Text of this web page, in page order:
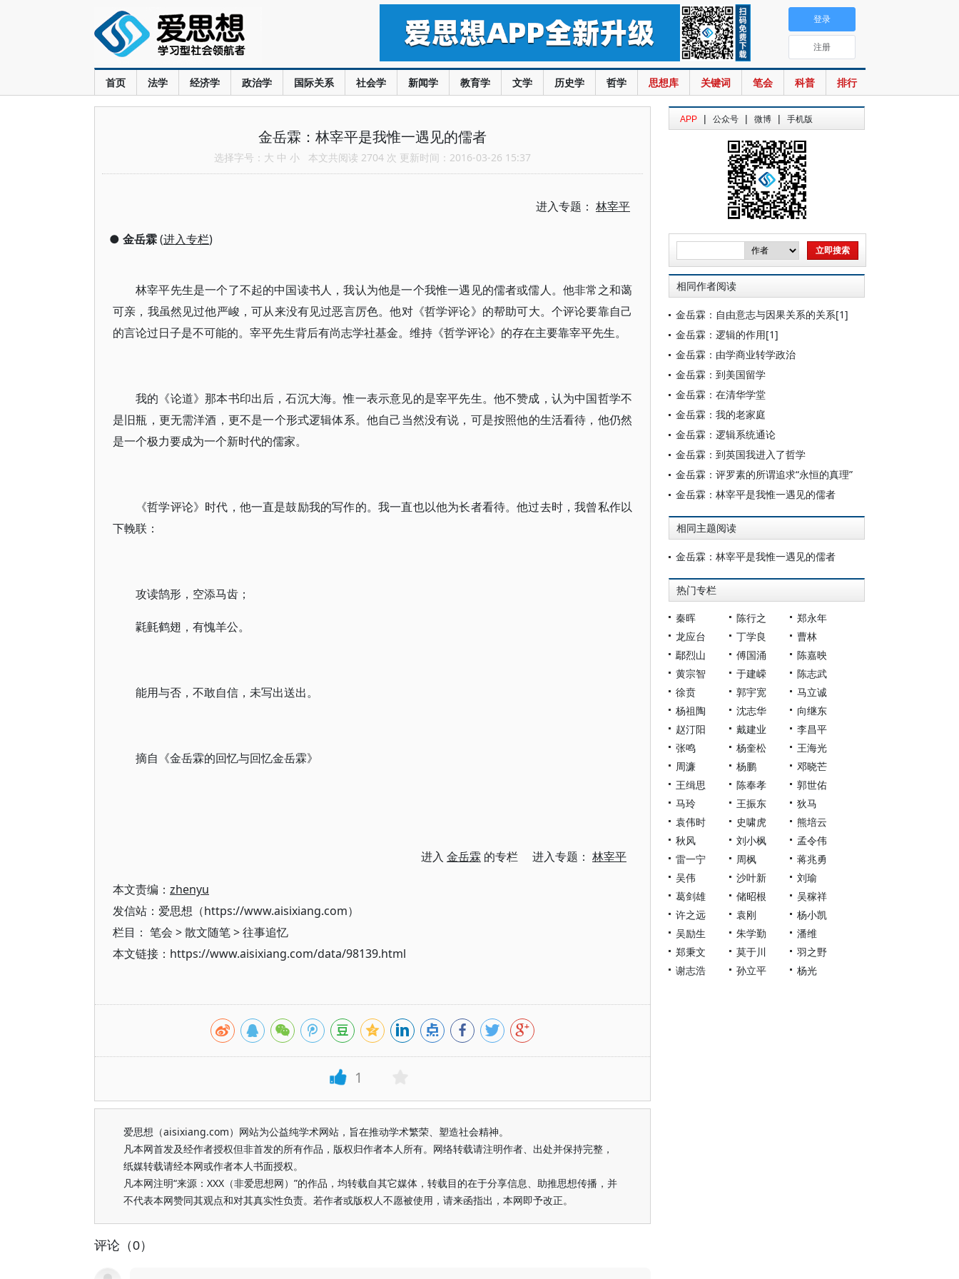
首页 法学 经济学 政治学 国际关系 社会学 新闻学 教育学 文学 历史学 哲学 思想库 关键词 笔会 科普 排行
登录
注册
金岳霖：林宰平是我惟一遇见的儒者
选择字号： 大 中 小 本文共阅读 2704 次 更新时间：2016-03-26 15:37
进入专题： 林宰平
● 金岳霖(进入专栏)
林宰平先生是一个了不起的中国读书人，我认为他是一个我惟一遇见的儒者或儒人。他非常之和蔼
可亲，我虽然见过他严峻，可从来没有见过恶言厉色。他对《哲学评论》的帮助可大。个评论要靠自己
的言论过日子是不可能的。宰平先生背后有尚志学社基金。维持《哲学评论》的存在主要靠宰平先生。
我的《论道》那本书印出后，石沉大海。惟一表示意见的是宰平先生。他不赞成，认为中国哲学不
是旧瓶，更无需洋酒，更不是一个形式逻辑体系。他自己当然没有说，可是按照他的生活看待，他仍然
是一个极力要成为一个新时代的儒家。
《哲学评论》时代，他一直是鼓励我的写作的。我一直也以他为长者看待。他过去时，我曾私作以
下輓联：
攻读鹄形，空添马齿；
氋氃鹤翅，有愧羊公。
能用与否，不敢自信，未写出送出。
摘自《金岳霖的回忆与回忆金岳霖》
进入 金岳霖 的专栏 进入专题： 林宰平
本文责编： zhenyu
发信站：爱思想（https://www.aisixiang.com）
栏目： 笔会 >散文随笔>往事追忆
本文链接：https://www.aisixiang.com/data/98139.html
1
爱思想（aisixiang.com）网站为公益纯学术网站，旨在推动学术繁荣、塑造社会精神。
凡本网首发及经作者授权但非首发的所有作品，版权归作者本人所有。网络转载请注明作者、出处并保持完整，
纸媒转载请经本网或作者本人书面授权。
凡本网注明“来源：XXX（非爱思想网）”的作品，均转载自其它媒体，转载目的在于分享信息、助推思想传播，并
不代表本网赞同其观点和对其真实性负责。若作者或版权人不愿被使用，请来函指出，本网即予改正。
评论（0）
APP | 公众号 | 微博 | 手机版
相同作者阅读
金岳霖：自由意志与因果关系的关系[1]
金岳霖：逻辑的作用[1]
金岳霖：由学商业转学政治
金岳霖：到美国留学
金岳霖：在清华学堂
金岳霖：我的老家庭
金岳霖：逻辑系统通论
金岳霖：到英国我进入了哲学
金岳霖：评罗素的所谓追求“永恒的真理”
金岳霖：林宰平是我惟一遇见的儒者
相同主题阅读
金岳霖：林宰平是我惟一遇见的儒者
热门专栏
秦晖 陈行之
郑永年
龙应台
丁学良
曹林
鄢烈山
傅国涌
陈嘉映
黄宗智
于建嵘
陈志武
徐贲
郭宇宽
马立诚
杨祖陶
沈志华
向继东
赵汀阳
戴建业
李昌平
张鸣
杨奎松
王海光
周濂
杨鹏
邓晓芒
王缉思
陈奉孝
郭世佑
马玲
王振东
狄马
袁伟时
史啸虎
熊培云
秋风
刘小枫
孟令伟
雷一宁
周枫
蒋兆勇
吴伟
沙叶新
刘瑜
葛剑雄
储昭根
吴稼祥
许之远
袁刚
杨小凯
吴励生
朱学勤
潘维
郑秉文
莫于川
羽之野
谢志浩
孙立平 杨光